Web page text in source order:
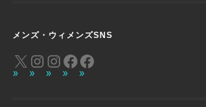
メンズ・ウィメンズSNS